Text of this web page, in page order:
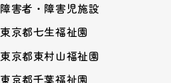
障害者・障害児施設
東京都七生福祉園
東京都東村山福祉園
東京都千葉福祉園